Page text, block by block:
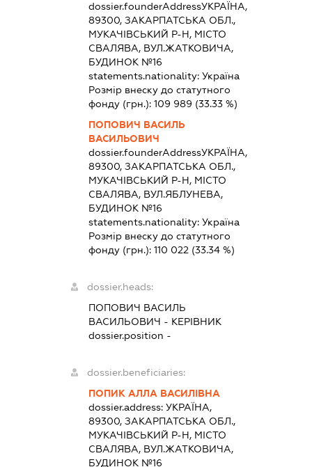
dossier.founderAddressУКРАЇНА,
89300, ЗАКАРПАТСЬКА ОБЛ.,
МУКАЧІВСЬКИЙ Р-Н, МІСТО
СВАЛЯВА, ВУЛ.ЖАТКОВИЧА,
БУДИНОК №16
statements.nationality:Україна
Розмір внеску до статутного
фонду (грн.):109 989 (33.33 %)
ПОПОВИЧ ВАСИЛЬ
ВАСИЛЬОВИЧ
dossier.founderAddressУКРАЇНА,
89300, ЗАКАРПАТСЬКА ОБЛ.,
МУКАЧІВСЬКИЙ Р-Н, МІСТО
СВАЛЯВА, ВУЛ.ЯБЛУНЕВА,
БУДИНОК №16
statements.nationality:Україна
Розмір внеску до статутного
фонду (грн.):110 022 (33.34 %)
dossier.heads:
ПОПОВИЧ ВАСИЛЬ
ВАСИЛЬОВИЧ - КЕРІВНИК
dossier.position -
dossier.beneficiaries:
ПОПИК АЛЛА ВАСИЛІВНА
dossier.address:УКРАЇНА,
89300, ЗАКАРПАТСЬКА ОБЛ.,
МУКАЧІВСЬКИЙ Р-Н, МІСТО
СВАЛЯВА, ВУЛ.ЖАТКОВИЧА,
БУДИНОК №16